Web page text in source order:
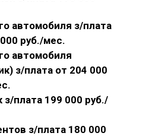
автомобиля з/плата
руб./мес.
автомобиля
з/плата от 204 000
плата 199 000 руб./
з/плата 180 000